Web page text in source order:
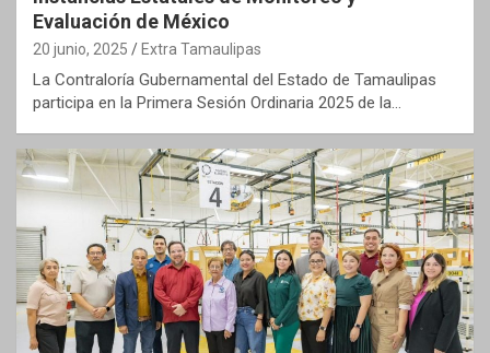
Evaluación de México
20 junio, 2025 Extra Tamaulipas
La Contraloría Gubernamental del Estado de Tamaulipas
participa en la Primera Sesión Ordinaria 2025 de la…